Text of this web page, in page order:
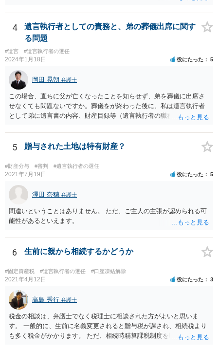
4
遺言執行者としての責務と、弟の葬儀出席に関す
る問題
#遺言 #遺言執行者の選任
2024年1月18日 役にたった 5
岡田 晃朝 弁護士
この場合、直ちに父が亡くなったことを知らせず、弟を葬儀に出席さ
せなくても問題ないですか。葬儀をが終わった後に、私は遺言執行者
として弟に遺言書の内容、財産目録等（遺言執行者の職務）を知らせ
るかは喪主の自由です。 呼ばなくてもかまいません。 そもそも、そう
いう法律関係にありません。 遺言の内容と遺産の総額の通知、公正証
で、対応しましょう。 そのあとは遺留分の請求などがあればそれへの
対応となるでしょう。
5 贈与された土地は特有財産？
#財産分与 #審判 #遺言執行者の選任
2021年7月19日 役にたった 5
澤田 奈穗 弁護士
間違いということはありません。 ただ、ご主人の主張が認められる可
能性があるといえます。
6 生前に親から相続するかどうか
#固定資産税 #遺言執行者の選任 #口座凍結解除
2021年4月12日 役にたった 3
高島 秀行 弁護士
税金の相談は、弁護士でなく税理士に相談された方がよいと思いま
す。 一般的に、生前に名義変更されると贈与税が課され、相続税より
も多く税金がかかります。 ただ、相続時精算課税制度を取れば、実質